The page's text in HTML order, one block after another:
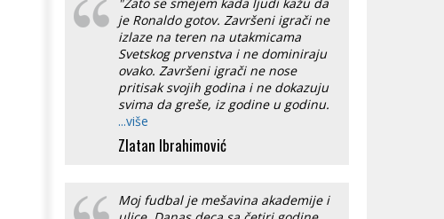
je Ronaldo gotov. Završeni igrači ne
izlaze na teren na utakmicama
Svetskog prvenstva i ne dominiraju
ovako. Završeni igrači ne nose
pritisak svojih godina i ne dokazuju
svima da greše, iz godine u godinu.
...više
Zlatan Ibrahimović
Moj fudbal je mešavina akademije i